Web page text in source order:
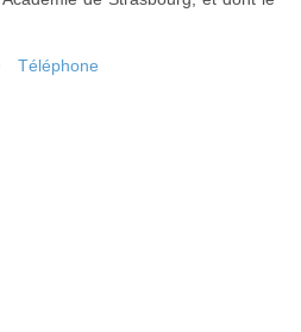
Téléphone